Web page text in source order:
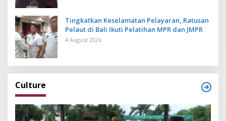
Tingkatkan Keselamatan Pelayaran, Ratusan
Pelaut di Bali Ikuti Pelatihan MPR dan JMPR
4 August 2026
Culture